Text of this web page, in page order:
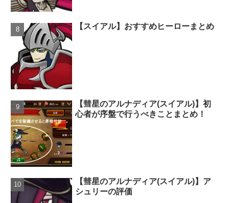
【スイアル】おすすめヒーローまとめ
【彗星のアルナディア(スイアル)】初
心者が序盤で行うべきことまとめ！
【彗星のアルナディア(スイアル)】ア
シュリーの評価